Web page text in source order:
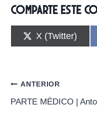
Comparte este
C
o
r
t
i
r
X (Twitter)
Navegación
de
ANTERIOR
PARTE MÉDICO |